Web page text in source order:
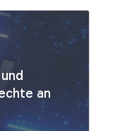
an